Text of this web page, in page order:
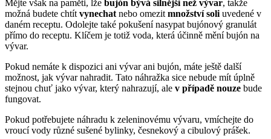
Mějte však na paměti, lže bujón bývá silnější než vývar, takže
možná budete chtít vynechat nebo omezit množství soli uvedené v
daném receptu. Odolejte také pokušení nasypat bujónový granulát
přímo do receptu. Klíčem je totiž voda, která účinně mění bujón na
vývar.
Pokud nemáte k dispozici ani vývar ani bujón, máte ještě další
možnost, jak vývar nahradit. Tato náhražka sice nebude mít úplně
stejnou chuť jako vývar, který nahrazují, ale v případě nouze bude
fungovat.
Pokud potřebujete náhradu k zeleninovému vývaru, vmíchejte do
vroucí vody různé sušené bylinky, česnekový a cibulový prášek.